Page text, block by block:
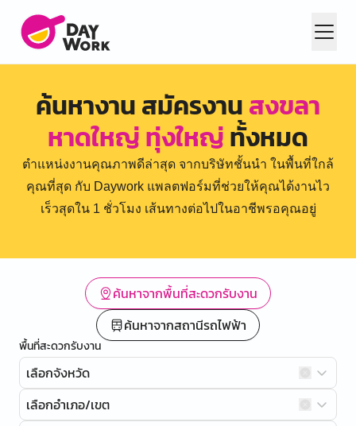
ค้นหางาน สมัครงานสงขลา
หาดใหญ่ ทุ่งใหญ่ทั้งหมด
ตำแหน่งงานคุณภาพดีล่าสุด จากบริษัทชั้นนำ ในพื้นที่ใกล้
คุณที่สุด กับ Daywork แพลตฟอร์มที่ช่วยให้คุณได้งานไว
เร็วสุดใน 1 ชั่วโมง เส้นทางต่อไปในอาชีพรอคุณอยู่
ค้นหาจากพื้นที่สะดวกรับงาน
ค้นหาจากสถานีรถไฟฟ้า
พื้นที่สะดวกรับงาน
เลือกจังหวัด
เลือกอำเภอ/เขต